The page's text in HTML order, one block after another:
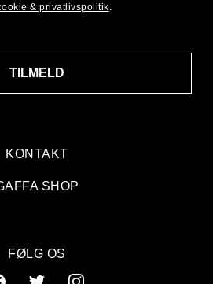
KONTAKT
SHOP
TILMELD
& privatlivspolitik.
FØLG OS